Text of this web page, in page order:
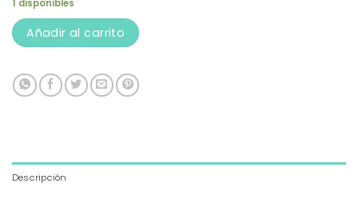
1 disponibles
Añadir al carrito
Descripción